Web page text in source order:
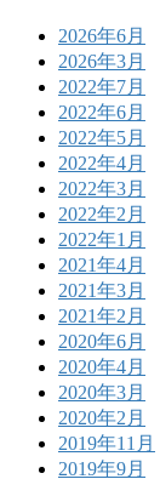
2026年6月
2026年3月
2022年7月
2022年6月
2022年5月
2022年4月
2022年3月
2022年2月
2022年1月
2021年4月
2021年3月
2021年2月
2020年6月
2020年4月
2020年3月
2020年2月
2019年11月
2019年9月